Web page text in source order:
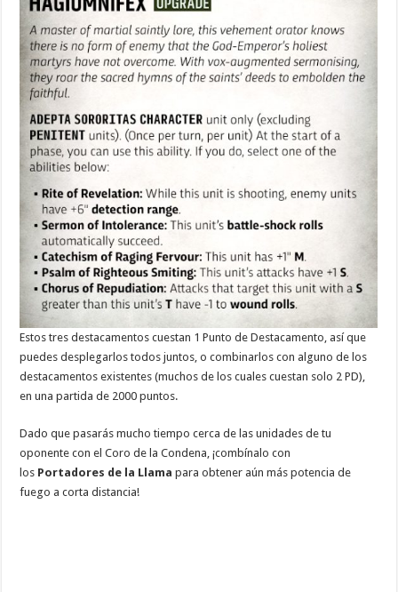
Estos tres destacamentos cuestan 1 Punto de Destacamento, así que
puedes desplegarlos todos juntos, o combinarlos con alguno de los
destacamentos existentes (muchos de los cuales cuestan solo 2 PD),
en una partida de 2000 puntos.
Dado que pasarás mucho tiempo cerca de las unidades de tu
oponente con el Coro de la Condena, ¡combínalo con
los Portadores de la Llama para obtener aún más potencia de
fuego a corta distancia!